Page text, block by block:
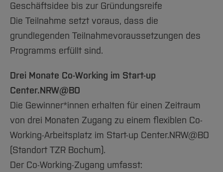
Geschäftsidee bis zur Gründungsreife
Die Teilnahme setzt voraus, dass die
grundlegenden Teilnahmevoraussetzungen des
Programms erfüllt sind.
Drei Monate Co-Working im Start-up
Center.NRW@BO
Die Gewinner*innen erhalten für einen Zeitraum
von drei Monaten Zugang zu einem flexiblen Co-
Working-Arbeitsplatz im Start-up Center.NRW@BO
(Standort TZR Bochum).
Der Co-Working-Zugang umfasst: